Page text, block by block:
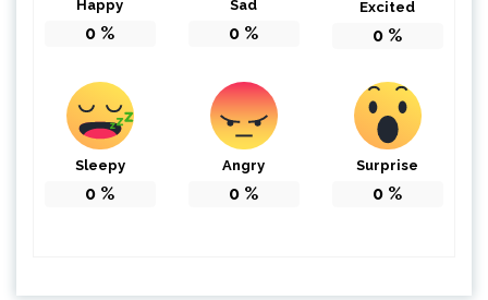
Happy
0 %
Sad
0 %
Excited
0 %
Sleepy
0 %
Angry
0 %
Surprise
0 %